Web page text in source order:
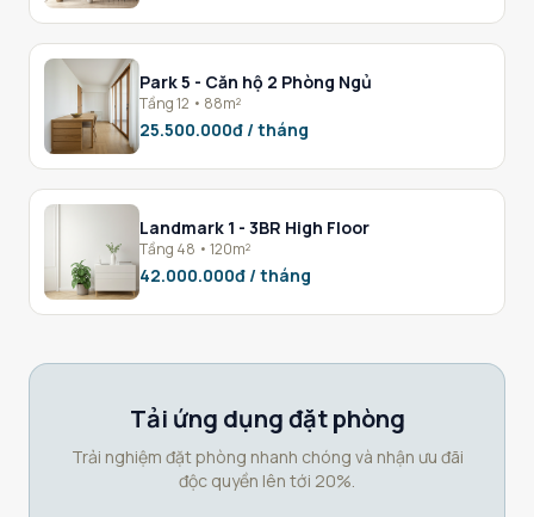
Park 5 - Căn hộ 2 Phòng Ngủ
Tầng 12 • 88m²
25.500.000đ / tháng
Landmark 1 - 3BR High Floor
Tầng 48 • 120m²
42.000.000đ / tháng
Tải ứng dụng đặt phòng
Trải nghiệm đặt phòng nhanh chóng và nhận ưu đãi
độc quyền lên tới 20%.